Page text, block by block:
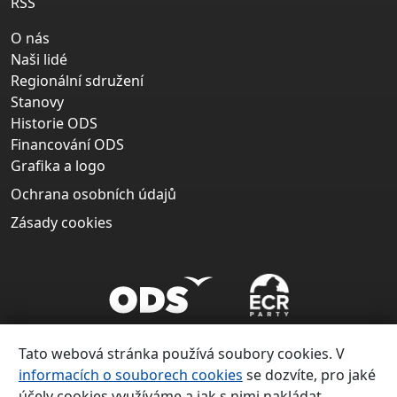
O nás
Naši lidé
Regionální sdružení
Stanovy
Historie ODS
Financování ODS
Grafika a logo
Ochrana osobních údajů
Zásady cookies
Tato webová stránka používá soubory cookies. V
informacích o souborech cookies se dozvíte, pro jaké